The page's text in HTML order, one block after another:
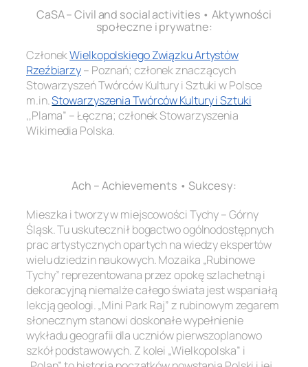
CaSA – Civil and social activities • Aktywności
społeczne i prywatne:
CzłonekWielkopolskiego Związku Artystów
Rzeźbiarzy– Poznań; członek znaczących
Stowarzyszeń Twórców Kultury i Sztuki w Polsce
m.in.Stowarzyszenia Twórców Kultury i Sztuki
,,Plama” – Łęczna; członek Stowarzyszenia
Wikimedia Polska.
Ach – Achievements • Sukcesy:
Mieszka i tworzy w miejscowości Tychy – Górny
Śląsk. Tu uskutecznił bogactwo ogólnodostępnych
prac artystycznych opartych na wiedzy ekspertów
wielu dziedzin naukowych. Mozaika „Rubinowe
Tychy” reprezentowana przez opokę szlachetną i
dekoracyjną niemalże całego świata jest wspaniałą
lekcją geologi. „Mini Park Raj” z rubinowym zegarem
słonecznym stanowi doskonałe wypełnienie
wykładu geografii dla uczniów pierwszoplanowo
szkół podstawowych. Z kolei „Wielkopolska” i